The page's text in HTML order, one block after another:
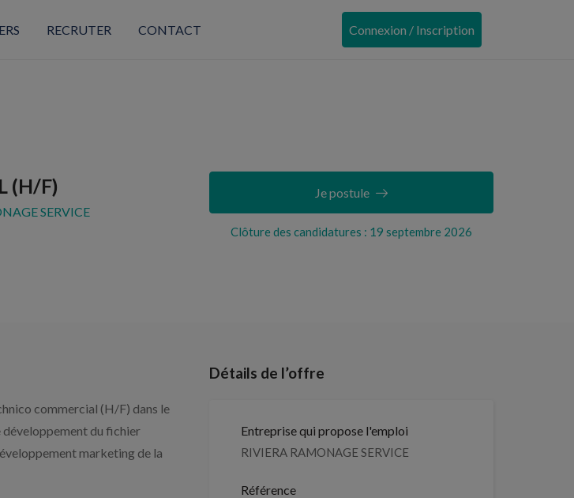
RECRUTER CONTACT Connexion / Inscription
(H/F)
SERVICE
Clôture des candidatures : 19 septembre 2026
Je postule
commercial (H/F) dans le
développement du fichier
marketing de la
Détails de l’offre
Entreprise qui propose l'emploi
RIVIERA RAMONAGE SERVICE
Référence